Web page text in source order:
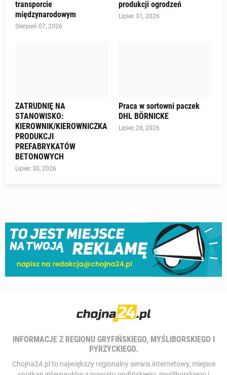
transporcie
międzynarodowym
Sierpień 07, 2026
produkcji ogrodzeń
Lipiec 31, 2026
ZATRUDNIĘ NA
STANOWISKO:
KIEROWNIK/KIEROWNICZKA
PRODUKCJI
PREFABRYKATÓW
BETONOWYCH
Lipiec 30, 2026
Praca w sortowni paczek
DHL BÖRNICKE
Lipiec 28, 2026
INFORMACJE Z REGIONU GRYFIŃSKIEGO, MYŚLIBORSKIEGO I
PYRZYCKIEGO.
Chojna24.pl to największy regionalny serwis internetowy, miejsce